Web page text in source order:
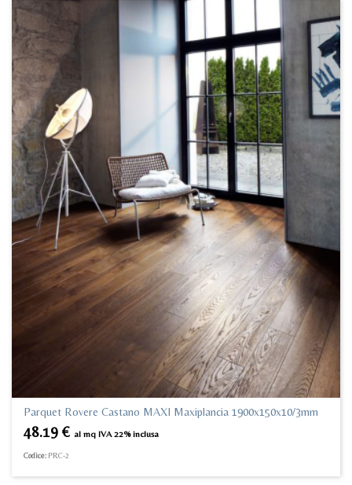
Parquet Rovere Castano MAXI Maxiplancia 1900x150x10/3mm
48.19 € al mq IVA 22% inclusa
Codice: PRC-2